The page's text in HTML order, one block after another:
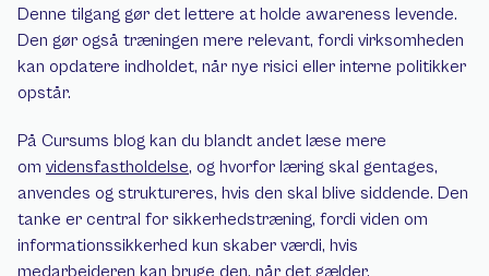
Denne tilgang gør det lettere at holde awareness levende.
Den gør også træningen mere relevant, fordi virksomheden
kan opdatere indholdet, når nye risici eller interne politikker
opstår.
På Cursums blog kan du blandt andet læse mere
om vidensfastholdelse, og hvorfor læring skal gentages,
anvendes og struktureres, hvis den skal blive siddende. Den
tanke er central for sikkerhedstræning, fordi viden om
informationssikkerhed kun skaber værdi, hvis
medarbejderen kan bruge den, når det gælder.